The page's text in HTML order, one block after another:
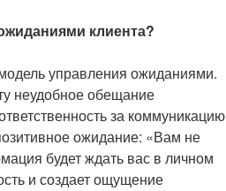
клиента?
управления ожиданиями.
неудобное обещание
за коммуникацию
ожидание: «Вам не
будет ждать вас в личном
и создает ощущение